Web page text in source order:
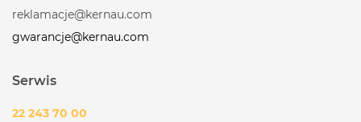
reklamacje@kernau.com
gwarancje@kernau.com
Serwis
22 243 70 00